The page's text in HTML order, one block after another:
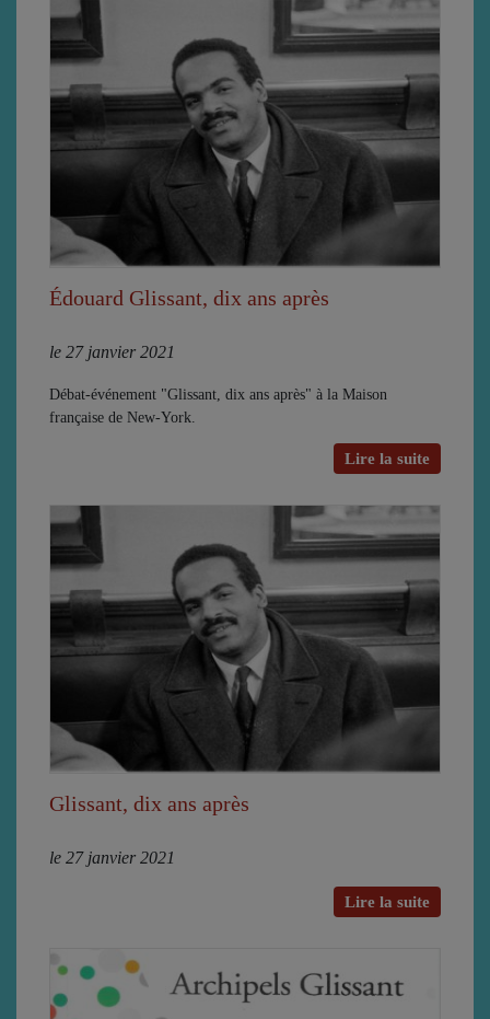
Édouard Glissant, dix ans après
le 27 janvier 2021
Débat-événement "Glissant, dix ans après" à la Maison
française de New-York.
Lire la suite
Glissant, dix ans après
le 27 janvier 2021
Lire la suite